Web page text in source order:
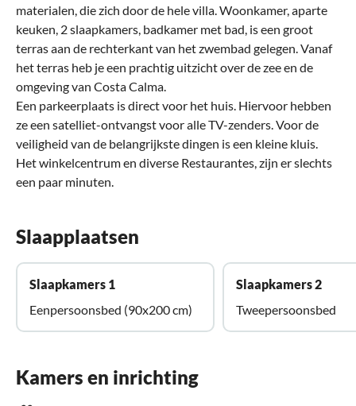
materialen, die zich door de hele villa. Woonkamer, aparte
keuken, 2 slaapkamers, badkamer met bad, is een groot
terras aan de rechterkant van het zwembad gelegen. Vanaf
het terras heb je een prachtig uitzicht over de zee en de
omgeving van Costa Calma.
Een parkeerplaats is direct voor het huis. Hiervoor hebben
ze een satelliet-ontvangst voor alle TV-zenders. Voor de
veiligheid van de belangrijkste dingen is een kleine kluis.
Het winkelcentrum en diverse Restaurantes, zijn er slechts
een paar minuten.
Slaapplaatsen
Slaapkamers 1
Eenpersoonsbed (90x200 cm)
Slaapkamers 2
Tweepersoonsbed
Kamers en inrichting